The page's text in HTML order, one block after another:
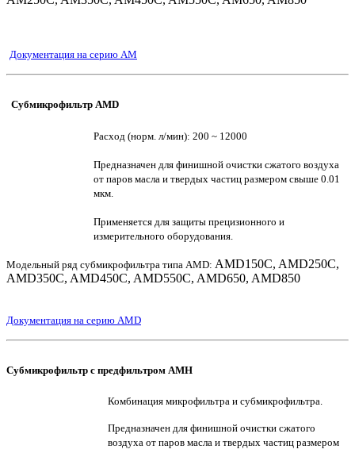
Документация на серию AM
Субмикрофильтр AMD
Расход (норм. л/мин): 200 ~ 12000
Предназначен для финишной очистки сжатого воздуха
от паров масла и твердых частиц размером свыше 0.01
мкм.
Применяется для защиты прецизионного и
измерительного оборудования.
Модельный ряд субмикрофильтра типа AMD: AMD150C, AMD250C,
AMD350C, AMD450C, AMD550C, AMD650, AMD850
Документация на серию AMD
Субмикрофильтр с предфильтром AMH
Комбинация микрофильтра и субмикрофильтра.
Предназначен для финишной очистки сжатого
воздуха от паров масла и твердых частиц размером